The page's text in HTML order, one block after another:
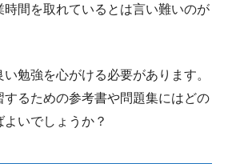
間を取れているとは言い難いのが
勉強を心がける必要があります。
するための参考書や問題集にはどの
いでしょうか？